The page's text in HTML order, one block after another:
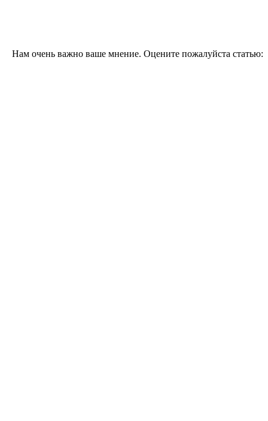
Нам очень важно ваше мнение. Оцените пожалуйста статью: